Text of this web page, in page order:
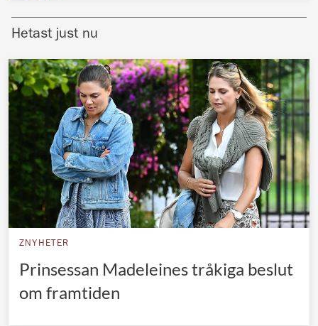
Nederländska kungahuset
Belgiska kungahuset
Jordanska kungahuset
Luxemburgska storhertighuset
Japanska kejsarhuset
Thailändska kungahuset
Marockanska kungahuset
Hetast just nu
ZNYHETER
Prinsessan Madeleines tråkiga beslut
om framtiden